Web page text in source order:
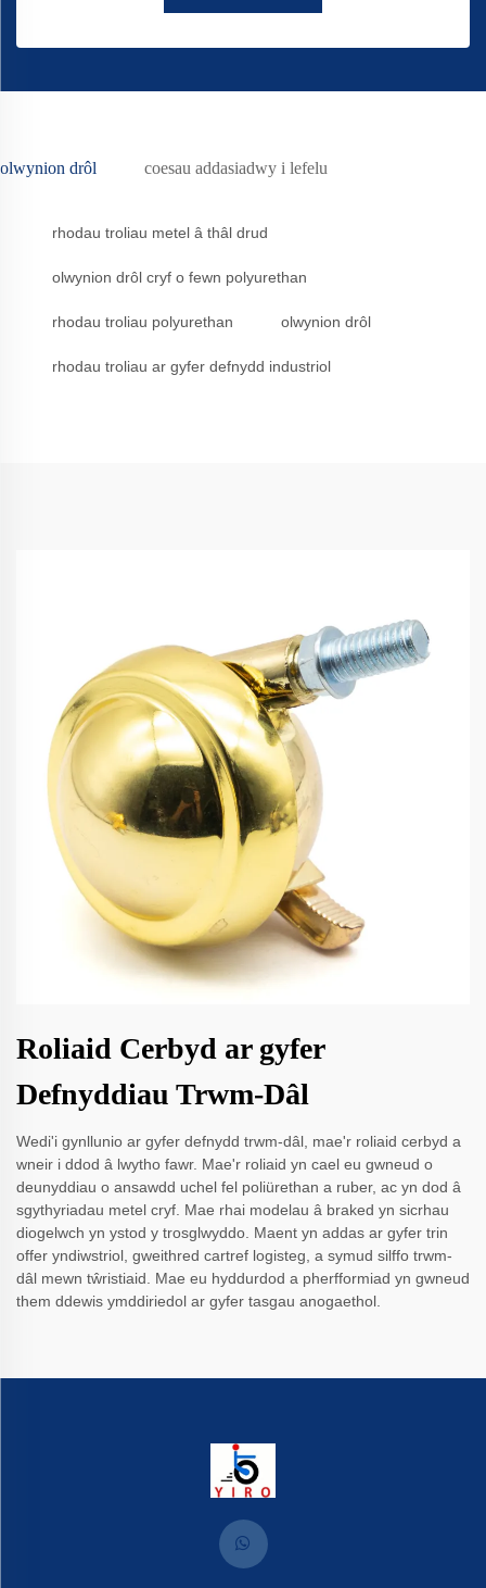
olwynion drôl coesau addasiadwy i lefelu
rhodau troliau metel â thâl drud
olwynion drôl cryf o fewn polyurethan
rhodau troliau polyurethan olwynion drôl
rhodau troliau ar gyfer defnydd industriol
Roliaid Cerbyd ar gyfer
Defnyddiau Trwm-Dâl
Wedi'i gynllunio ar gyfer defnydd trwm-dâl, mae'r roliaid cerbyd a
wneir i ddod â lwytho fawr. Mae'r roliaid yn cael eu gwneud o
deunyddiau o ansawdd uchel fel poliürethan a ruber, ac yn dod â
sgythyriadau metel cryf. Mae rhai modelau â braked yn sicrhau
diogelwch yn ystod y trosglwyddo. Maent yn addas ar gyfer trin
offer yndiwstriol, gweithred cartref logisteg, a symud silffo trwm-
dâl mewn tŵristiaid. Mae eu hyddurdod a pherfformiad yn gwneud
them ddewis ymddiriedol ar gyfer tasgau anogaethol.